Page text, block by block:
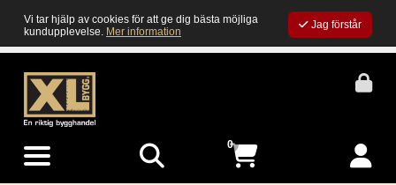
Vi tar hjälp av cookies för att ge dig bästa möjliga
kundupplevelse. Mer information
Jag förstår
0